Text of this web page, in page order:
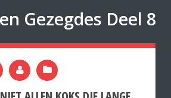
Gezegdes Deel 8